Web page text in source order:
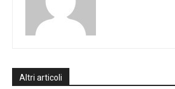
Altri articoli